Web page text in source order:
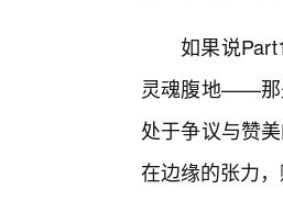
如果说
灵魂腹地——那
处于争议与赞
在边缘的张力